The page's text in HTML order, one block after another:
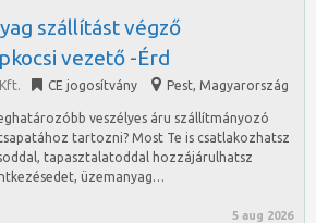
szállítást végző
vezető -Érd
CE jogosítvány Pest, Magyarország
veszélyes áru szállítmányozó
tartozni? Most Te is csatlakozhatsz
tapasztalatoddal hozzájárulhatsz
üzemanyag…
5 aug 2026